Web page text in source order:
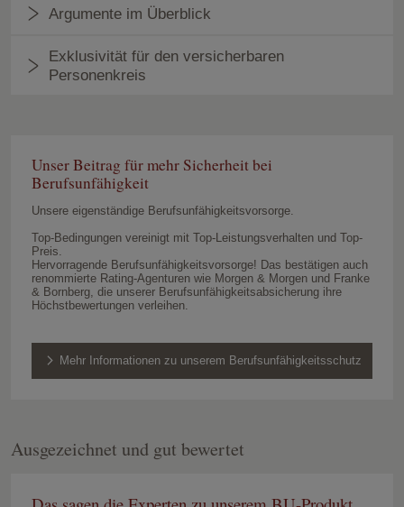
Argumente im Überblick
Speziell auf Ihren Beruf zugeschnittene
Versicherungsbedingungen für den Fall einer
Berufsgruppen.
Separates Riskmanagement ausschließlich bezogen auf
Angehörige des versicherbaren Personenkreises.
Kein Streit – mögliche Konflikte klären wir über den
Sonderabteilung der ERGO Vorsorge
Lebensversicherung AG und damit Bestandteil einer der
großen Versicherungsgruppen Europas
Finanzstärke der Gruppe und einem breiten
Produktsortiment für Sicherheit in allen wichtigen
Lebensbereichen
Exklusivität für den versicherbaren
Personenkreis
Für rechtsberatende Berufe
Für steuer-, unternehmensberatende und
Für wirtschaftswissenschaftliche Berufe
Unser Beitrag für mehr Sicherheit bei
Berufsunfähigkeit
Unsere eigenständige Berufsunfähigkeitsvorsorge.
Top-Bedingungen vereinigt mit Top-Leistungsverhalten und Top-
Preis.
Hervorragende Berufsunfähigkeitsvorsorge! Das bestätigen auch
renommierte Rating-Agenturen wie Morgen & Morgen und Franke
& Bornberg, die unserer Berufsunfähigkeitsabsicherung ihre
Höchstbewertungen verleihen.
Mehr Informationen zu unserem Berufsunfähigkeitsschutz
Ausgezeichnet und gut bewertet